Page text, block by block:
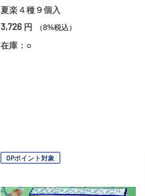
夏楽４種９個入
3,726 円 （8%税込）
在庫：○
OPポイント対象